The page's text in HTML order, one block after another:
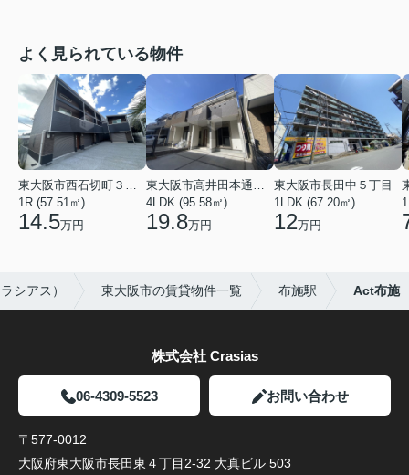
よく見られている物件
東大阪市西石切町３丁目
1R (57.51㎡)
14.5万円
東大阪市高井田本通２丁目
4LDK (95.58㎡)
19.8万円
東大阪市長田中５丁目
1LDK (67.20㎡)
12万円
シアス） 東大阪市の賃貸物件一覧 布施駅 Act布施
株式会社 Crasias
06-4309-5523 お問い合わせ
〒577-0012
大阪府東大阪市長田東４丁目2-32 大真ビル 503